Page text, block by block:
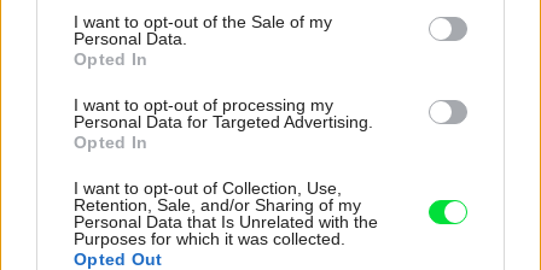
consent section.
I want to opt-out of the Sale of my
Personal Data.
Opted In
I want to opt-out of processing my
Personal Data for Targeted Advertising.
Opted In
I want to opt-out of Collection, Use,
Retention, Sale, and/or Sharing of my
Personal Data that Is Unrelated with the
Purposes for which it was collected.
Opted Out